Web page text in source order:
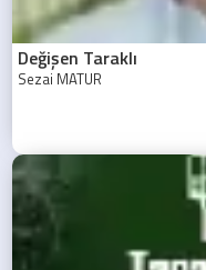
Değişen Taraklı
Sezai MATUR